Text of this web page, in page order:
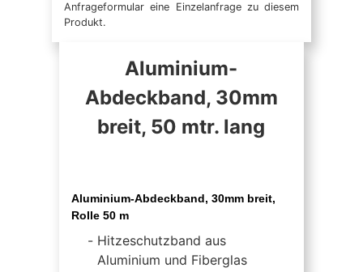
Anfrageformular eine Einzelanfrage zu diesem
Produkt.
Aluminium-
Abdeckband, 30mm
breit, 50 mtr. lang
Aluminium-Abdeckband, 30mm breit,
Rolle 50 m
Hitzeschutzband aus
Aluminium und Fiberglas